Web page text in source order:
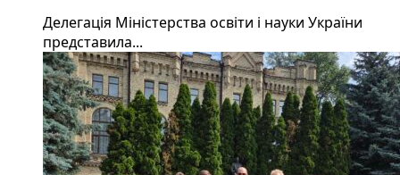
Делегація Міністерства освіти і науки України
представила...